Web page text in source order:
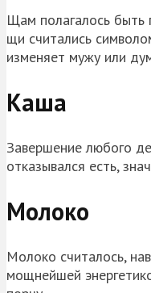
Щам полагалось быть
щи считались
изменяет мужу или
Каша
Завершение любого
отказывался есть,
Молоко
Молоко считалось,
мощнейшей